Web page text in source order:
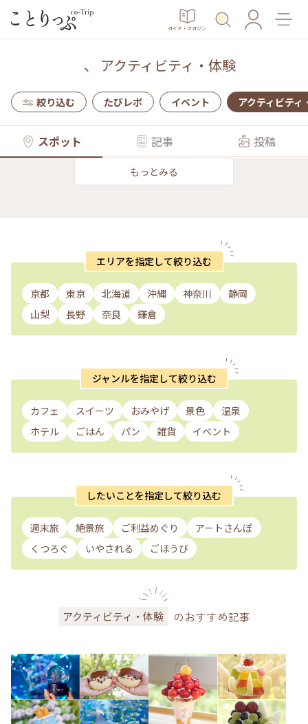
ガイド・マガジン
、 アクティビティ・体験
絞り込む たびレポ イベント アクティビティ
スポット 記事 投稿
もっとみる
エリアを指定して絞り込む
京都 東京 北海道 沖縄 神奈川
静岡
山梨
長野 奈良 鎌倉
ジャンルを指定して絞り込む
カフェ スイーツ おみやげ 景色
温泉
ホテル
ごはん パン 雑貨 イベント
したいことを指定して絞り込む
週末旅 絶景旅 ご利益めぐり
アートさんぽ
くつろぐ
いやされる ごほうび
アクティビティ・体験 のおすすめ記事